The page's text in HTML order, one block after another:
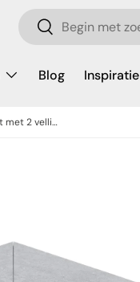
Zoeken
Zoeken
Blog Inspiratie
Afboording binnenhoek recht met 2 vellingkanten